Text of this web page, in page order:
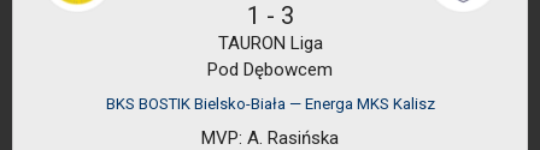
1 - 3
TAURON Liga
Pod Dębowcem
BKS BOSTIK Bielsko-Biała — Energa MKS Kalisz
MVP: A. Rasińska